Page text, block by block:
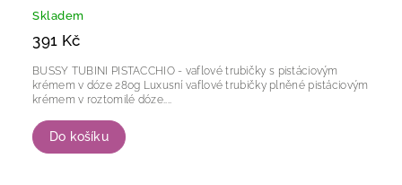
Skladem
391 Kč
Do košíku
BUSSY TUBINI PISTACCHIO - vaflové trubičky s pistáciovým
krémem v dóze 280g Luxusní vaflové trubičky plněné pistáciovým
krémem v roztomilé dóze....